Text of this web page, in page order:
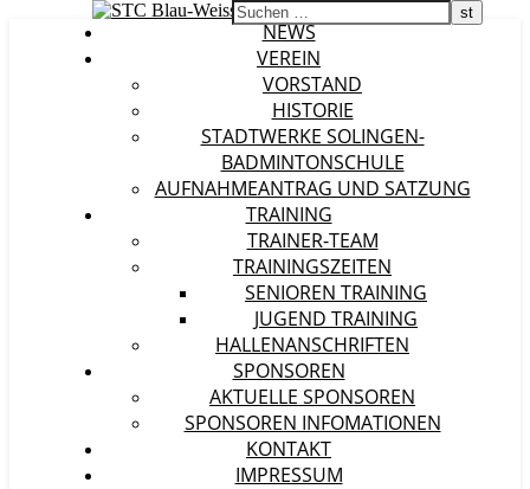
NEWS
VEREIN
VORSTAND
HISTORIE
STADTWERKE SOLINGEN-
BADMINTONSCHULE
AUFNAHMEANTRAG UND SATZUNG
TRAINING
TRAINER-TEAM
TRAININGSZEITEN
SENIOREN TRAINING
JUGEND TRAINING
HALLENANSCHRIFTEN
SPONSOREN
AKTUELLE SPONSOREN
SPONSOREN INFOMATIONEN
KONTAKT
IMPRESSUM